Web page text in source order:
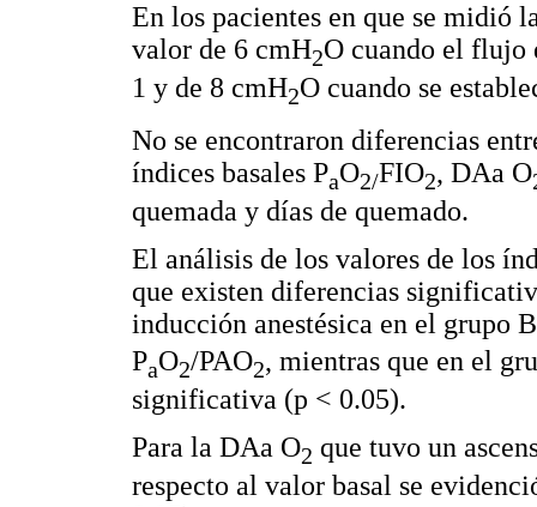
En los pacientes en que se midió
valor de 6 cmH2O cuando el flujo
1 y de 8 cmH2O cuando se
No se encontraron diferencias
índices basales PaO2/FIO2, DAa O
quemada y días de quemado.
El análisis de los valores de los
que existen diferencias
inducción anestésica en el grupo
PaO2/PAO2, mientras que en el
significativa (p < 0.05).
Para la DAa O2 que tuvo un
respecto al valor basal se